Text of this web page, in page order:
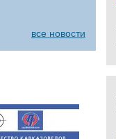
все новости